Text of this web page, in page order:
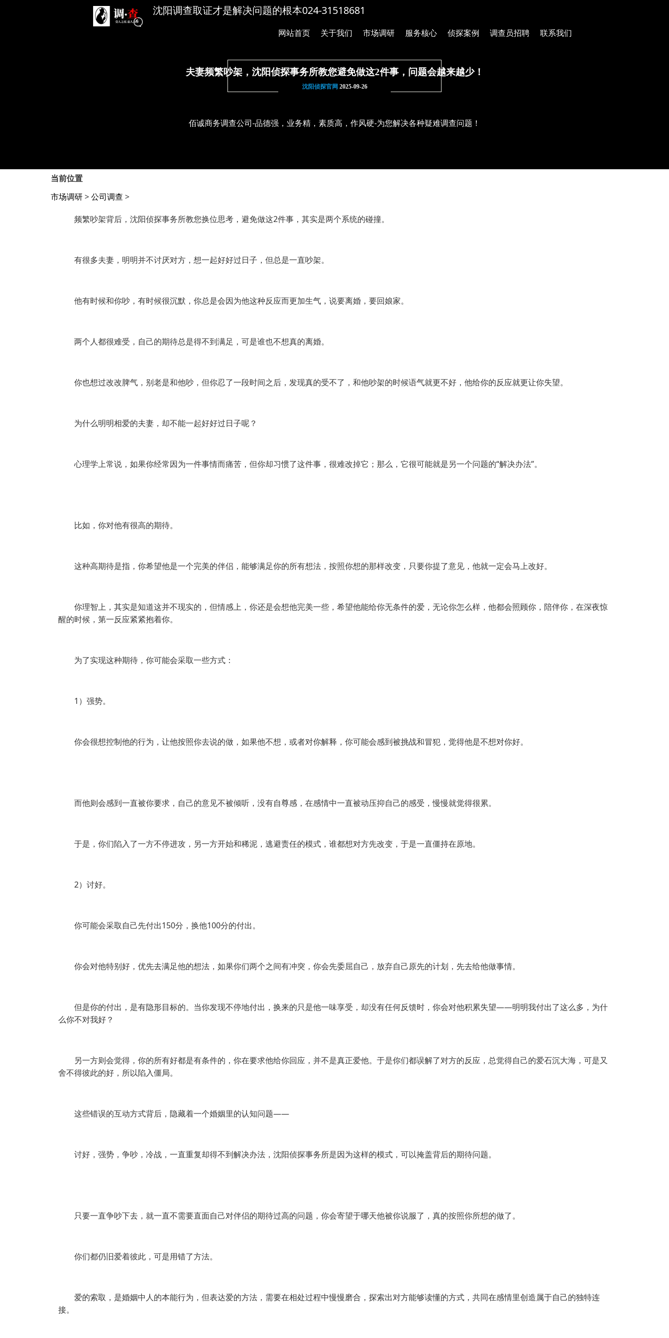
沈阳调查取证才是解决问题的根本024-31518681
网站首页 关于我们 市场调研 服务核心 侦探案例 调查员招聘 联系我们
夫妻频繁吵架，沈阳侦探事务所教您避免做这2件事，问题会越来越少！
沈阳侦探官网 2025-09-26
佰诚商务调查公司-品德强，业务精，素质高，作风硬-为您解决各种疑难调查问题！
当前位置
市场调研>公司调查 >
频繁吵架背后，沈阳侦探事务所教您换位思考，避免做这2件事，其实是两个系统的碰撞。
有很多夫妻，明明并不讨厌对方，想一起好好过日子，但总是一直吵架。
他有时候和你吵，有时候很沉默，你总是会因为他这种反应而更加生气，说要离婚，要回娘家。
两个人都很难受，自己的期待总是得不到满足，可是谁也不想真的离婚。
你也想过改改脾气，别老是和他吵，但你忍了一段时间之后，发现真的受不了，和他吵架的时候语气就更不好，他给你的反应就更让你失望。
为什么明明相爱的夫妻，却不能一起好好过日子呢？
心理学上常说，如果你经常因为一件事情而痛苦，但你却习惯了这件事，很难改掉它；那么，它很可能就是另一个问题的“解决办法”。
比如，你对他有很高的期待。
这种高期待是指，你希望他是一个完美的伴侣，能够满足你的所有想法，按照你想的那样改变，只要你提了意见，他就一定会马上改好。
你理智上，其实是知道这并不现实的，但情感上，你还是会想他完美一些，希望他能给你无条件的爱，无论你怎么样，他都会照顾你，陪伴你，在深夜惊
醒的时候，第一反应紧紧抱着你。
为了实现这种期待，你可能会采取一些方式：
1）强势。
你会很想控制他的行为，让他按照你去说的做，如果他不想，或者对你解释，你可能会感到被挑战和冒犯，觉得他是不想对你好。
而他则会感到一直被你要求，自己的意见不被倾听，没有自尊感，在感情中一直被动压抑自己的感受，慢慢就觉得很累。
于是，你们陷入了一方不停进攻，另一方开始和稀泥，逃避责任的模式，谁都想对方先改变，于是一直僵持在原地。
2）讨好。
你可能会采取自己先付出150分，换他100分的付出。
你会对他特别好，优先去满足他的想法，如果你们两个之间有冲突，你会先委屈自己，放弃自己原先的计划，先去给他做事情。
但是你的付出，是有隐形目标的。当你发现不停地付出，换来的只是他一味享受，却没有任何反馈时，你会对他积累失望——明明我付出了这么多，为什
么你不对我好？
另一方则会觉得，你的所有好都是有条件的，你在要求他给你回应，并不是真正爱他。于是你们都误解了对方的反应，总觉得自己的爱石沉大海，可是又
舍不得彼此的好，所以陷入僵局。
这些错误的互动方式背后，隐藏着一个婚姻里的认知问题——
讨好，强势，争吵，冷战，一直重复却得不到解决办法，沈阳侦探事务所是因为这样的模式，可以掩盖背后的期待问题。
只要一直争吵下去，就一直不需要直面自己对伴侣的期待过高的问题，你会寄望于哪天他被你说服了，真的按照你所想的做了。
你们都仍旧爱着彼此，可是用错了方法。
爱的索取，是婚姻中人的本能行为，但表达爱的方法，需要在相处过程中慢慢磨合，探索出对方能够读懂的方式，共同在感情里创造属于自己的独特连
接。